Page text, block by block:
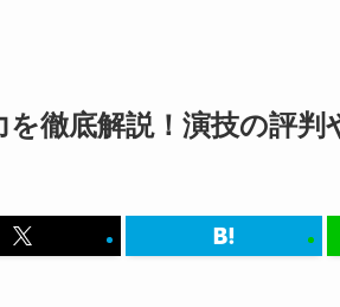
徹底解説！演技の評判